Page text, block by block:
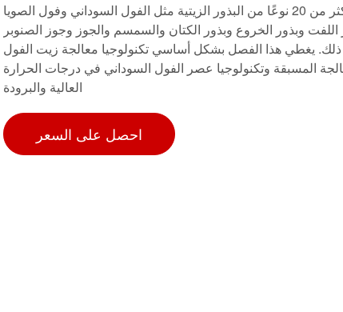
يمكن لخط إنتاج الزيت هذا معالجة أكثر من 20 نوعًا من البذور الزيتية مثل الفول السوداني وفول الصويا
وبذور الخروع وبذور الكتان والسمسم والجوز وجوز الصنوبر
ذلك. يغطي هذا الفصل بشكل أساسي تكنولوجيا معالجة زيت الفول
المسبقة وتكنولوجيا عصر الفول السوداني في درجات الحرارة
العالية والبرودة
احصل على السعر